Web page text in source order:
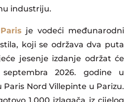
industriju.
je vodeći međunarodni
koji se održava dva puta
jesenje izdanje održat će
2026. godine u
Nord Villepinte u Parizu.